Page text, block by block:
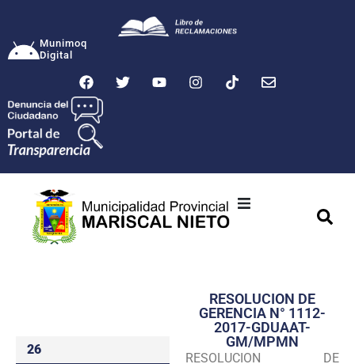
Munimoq
Digital
Transparencia
Seguridad
26
RESOLUCION DE
GERENCIA N° 1112-
2017-GDUAAT-
GM/MPMN
RESOLUCION DE